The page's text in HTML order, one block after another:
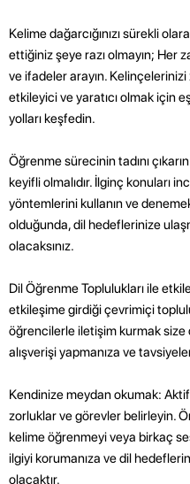
Kelime dağarcığınızı sürekli
ettiğiniz şeye razı olmayın; Her
ve ifadeler arayın.
etkileyici ve yaratıcı olmak için
yolları keşfedin.
Öğrenme sürecinin tadını
keyifli olmalıdır. İlginç konuları
yöntemlerini kullanın ve
olduğunda, dil hedeflerinize
olacaksınız.
Dil Öğrenme Toplulukları ile
etkileşime girdiği çevrimiçi
öğrencilerle iletişim kurmak
alışverişi yapmanıza ve
Kendinize meydan okumak:
zorluklar ve görevler belirleyin.
kelime öğrenmeyi veya birkaç
ilgiyi korumanıza ve dil
olacaktır.